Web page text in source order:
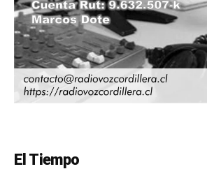
El Tiempo